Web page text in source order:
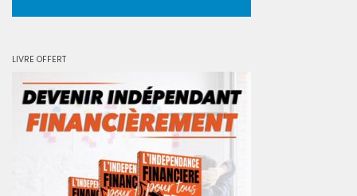
LIVRE OFFERT